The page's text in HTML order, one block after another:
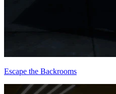
Escape the Backrooms